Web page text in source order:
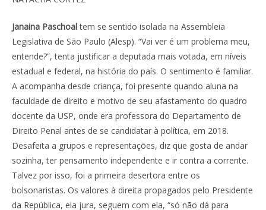
Janaina Paschoaltem se sentido isolada na Assembleia
Legislativa de São Paulo (Alesp). “Vai ver é um problema meu,
entende?”, tenta justificar a deputada mais votada, em níveis
estadual e federal, na história do país. O sentimento é familiar.
A acompanha desde criança, foi presente quando aluna na
faculdade de direito e motivo de seu afastamento do quadro
docente da USP, onde era professora do Departamento de
Direito Penal antes de se candidatar à política, em 2018.
Desafeita a grupos e representações, diz que gosta de andar
sozinha, ter pensamento independente e ir contra a corrente.
Talvez por isso, foi a primeira desertora entre os
bolsonaristas. Os valores à direita propagados pelo Presidente
da República, ela jura, seguem com ela, “só não dá para